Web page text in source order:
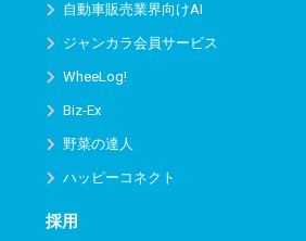
自動車販売業界向けAI
ジャンカラ会員サービス
WheeLog!
Biz-Ex
野菜の達人
ハッピーコネクト
採用